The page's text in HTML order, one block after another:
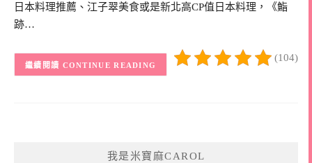
日本料理推薦、江子翠美食或是新北高CP值日本料理，《鮨
跡…
(104)
CONTINUE READING
我是米寶麻CAROL